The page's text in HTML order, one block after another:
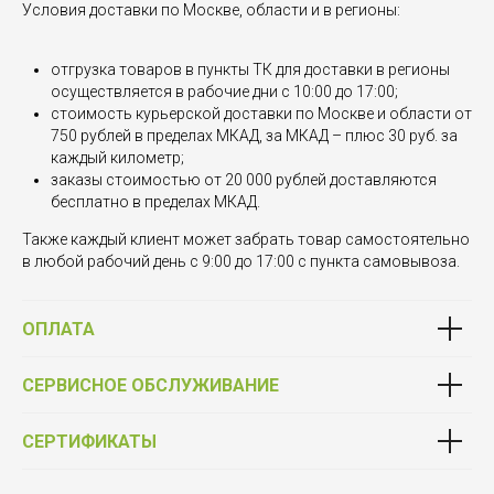
Условия доставки по Москве, области и в регионы:
отгрузка товаров в пункты ТК для доставки в регионы
осуществляется в рабочие дни с 10:00 до 17:00;
стоимость курьерской доставки по Москве и области от
750 рублей в пределах МКАД, за МКАД – плюс 30 руб. за
каждый километр;
заказы стоимостью от 20 000 рублей доставляются
бесплатно в пределах МКАД.
Также каждый клиент может забрать товар самостоятельно
в любой рабочий день с 9:00 до 17:00 с пункта самовывоза.
ОПЛАТА
СЕРВИСНОЕ ОБСЛУЖИВАНИЕ
СЕРТИФИКАТЫ